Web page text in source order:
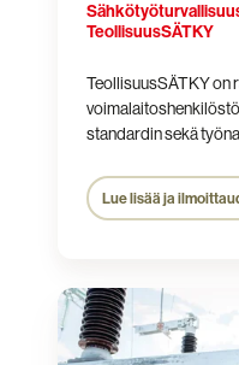
Teollisuus­SÄTKY
TeollisuusSÄTKY on
standardin sekä
Lue lisää ja
Jännitetyökoulutus